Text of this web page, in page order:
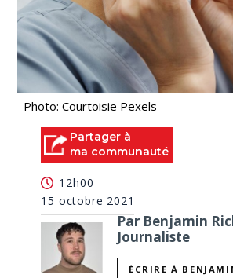
Photo: Courtoisie Pexels
Partager à
ma communauté
12h00
15 octobre 2021
Par Benjamin
Journaliste
ÉCRIRE À